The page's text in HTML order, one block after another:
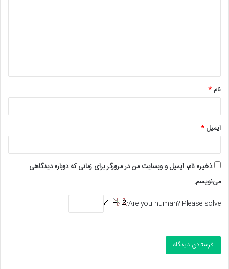
*
نام *
ایمیل*
ذخیره نام، ایمیل و وبسایت من در مرورگر برای زمانی که دوباره دیدگاهی
می‌نویسم.
Are you human? Please solve: